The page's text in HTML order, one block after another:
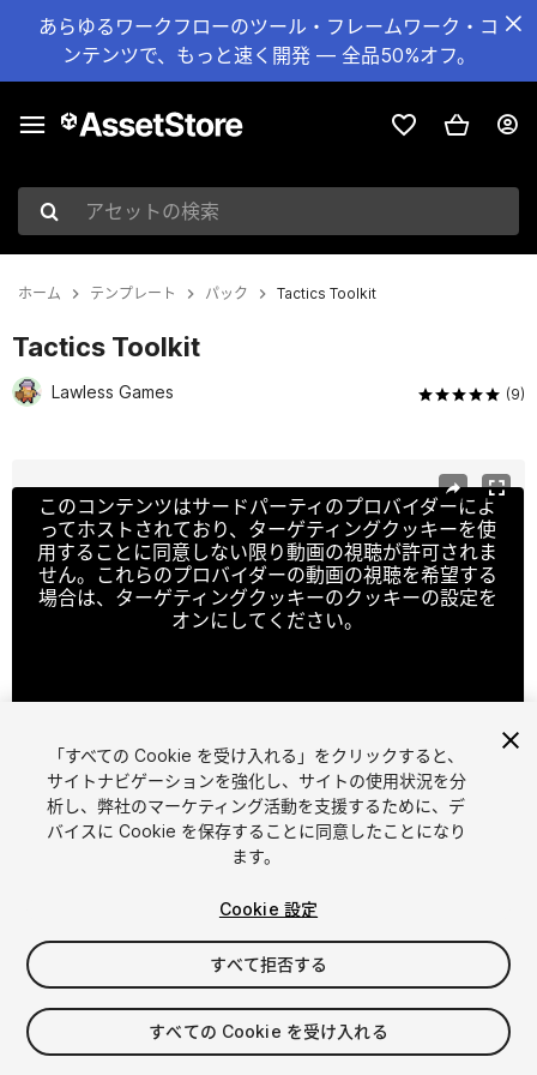
あらゆるワークフローのツール・フレームワーク・コ
ンテンツで、もっと速く開発 — 全品50%オフ。
アセットの検索
ホーム テンプレート パック Tactics Toolkit
Tactics Toolkit
Lawless Games (9)
このコンテンツはサードパーティのプロバイダーによ
ってホストされており、ターゲティングクッキーを使
用することに同意しない限り動画の視聴が許可されま
せん。これらのプロバイダーの動画の視聴を希望する
場合は、ターゲティングクッキーのクッキーの設定を
オンにしてください。
1/ 13
$24.99
消費税は決済時に計算されます
「すべての Cookie を受け入れる」をクリックすると、
サイトナビゲーションを強化し、サイトの使用状況を分
析し、弊社のマーケティング活動を支援するために、デ
バイスに Cookie を保存することに同意したことになり
ます。
Cookie 設定
すべて拒否する
すべての Cookie を受け入れる